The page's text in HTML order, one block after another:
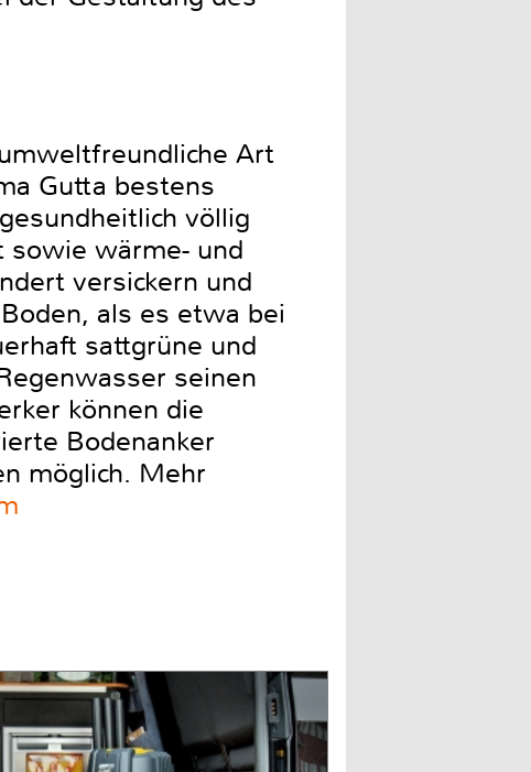
Art
Gutta bestens
völlig
sowie wärme- und
versickern und
als es etwa bei
sattgrüne und
seinen
können die
Bodenanker
möglich. Mehr